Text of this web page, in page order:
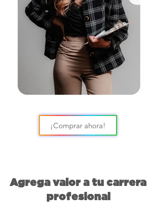
¡Comprar ahora!
Agrega valor a tu carrera
profesional